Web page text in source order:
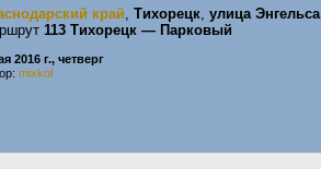
край, Тихорецк, улица Энгельса
113 Тихорецк — Парковый
2016 г., четверг
mixkol